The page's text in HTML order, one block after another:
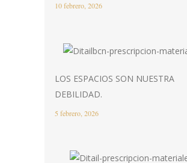
10 febrero, 2026
LOS ESPACIOS SON NUESTRA
DEBILIDAD.
5 febrero, 2026